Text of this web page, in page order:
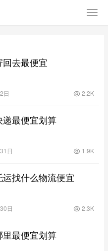
去最便宜
日 2.2K
最便宜划算
日 1.9K
运找什么物流便宜
日 2.3K
最便宜划算